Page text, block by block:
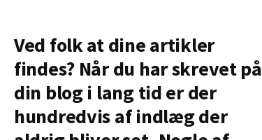
Ved folk at dine artikler
findes? Når du har skrevet på
din blog i lang tid er der
hundredvis af indlæg der